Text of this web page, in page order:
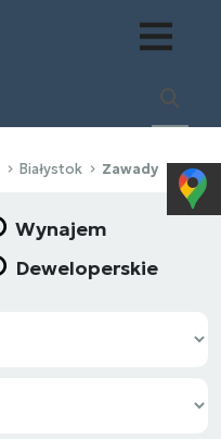
Białystok Zawady
Wynajem
Deweloperskie